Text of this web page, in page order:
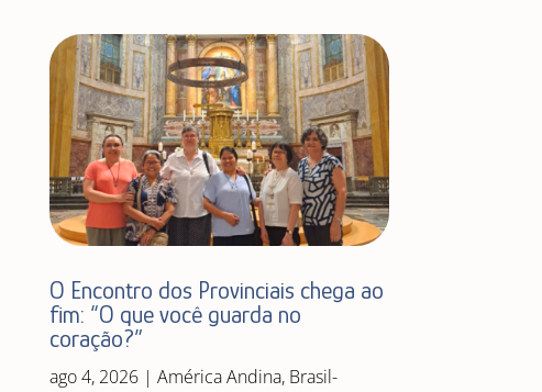
O Encontro dos Provinciais chega ao
fim: “O que você guarda no
coração?”
ago 4, 2026| América Andina, Brasil-